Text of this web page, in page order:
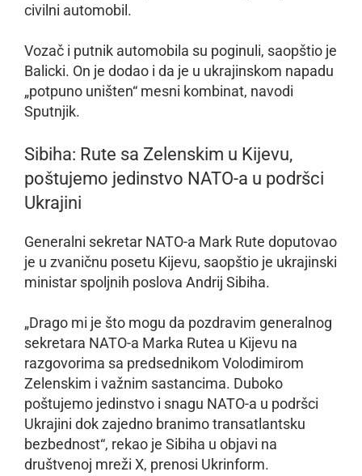
civilni automobil.
Vozač i putnik automobila su poginuli, saopštio je
Balicki. On je dodao i da je u ukrajinskom napadu
„potpuno uništen“ mesni kombinat, navodi
Sputnjik.
Sibiha: Rute sa Zelenskim u Kijevu,
poštujemo jedinstvo NATO-a u podršci
Ukrajini
Generalni sekretar NATO-a Mark Rute doputovao
je u zvaničnu posetu Kijevu, saopštio je ukrajinski
ministar spoljnih poslova Andrij Sibiha.
„Drago mi je što mogu da pozdravim generalnog
sekretara NATO-a Marka Rutea u Kijevu na
razgovorima sa predsednikom Volodimirom
Zelenskim i važnim sastancima. Duboko
poštujemo jedinstvo i snagu NATO-a u podršci
Ukrajini dok zajedno branimo transatlantsku
bezbednost“, rekao je Sibiha u objavi na
društvenoj mreži X, prenosi Ukrinform.